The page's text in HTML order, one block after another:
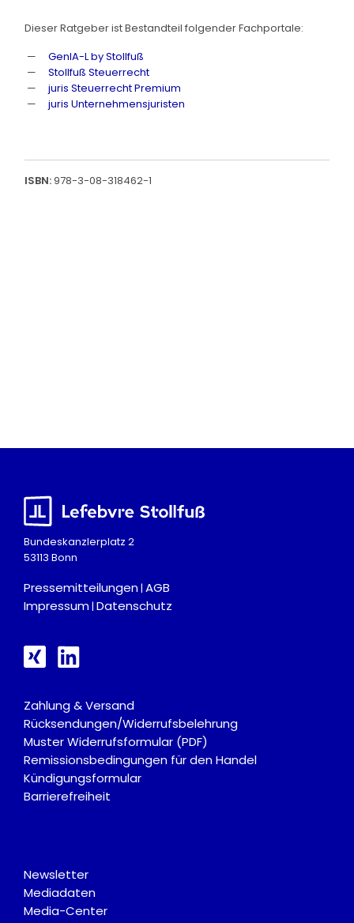
Dieser Ratgeber ist Bestandteil folgender Fachportale:
GenIA-L by Stollfuß
Stollfuß Steuerrecht
juris Steuerrecht Premium
juris Unternehmensjuristen
ISBN:978-3-08-318462-1
Bundeskanzlerplatz 2
53113 Bonn
Pressemitteilungen| AGB
Impressum| Datenschutz
Zahlung & Versand
Rücksendungen/Widerrufsbelehrung
Muster Widerrufsformular (PDF)
Remissionsbedingungen für den Handel
Kündigungsformular
Barrierefreiheit
Newsletter
Mediadaten
Media-Center